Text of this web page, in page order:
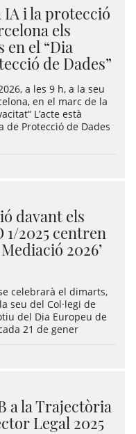
IA i la protecció
els
el “Dia
de Dades”
a les 9 h, a la seu
en el marc de la
L’acte està
de Protecció de Dades
davant els
1/2025 centren
2026’
celebrarà el dimarts,
seu del Col·legi de
del Dia Europeu de
21 de gener
a la Trajectòria
Legal 2025